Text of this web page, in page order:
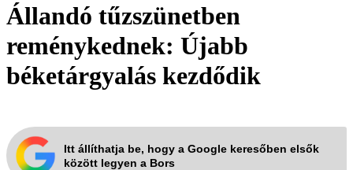
Állandó tűzszünetben
reménykednek: Újabb
béketárgyalás kezdődik
Itt állíthatja be, hogy a Google keresőben elsők
között legyen a Bors